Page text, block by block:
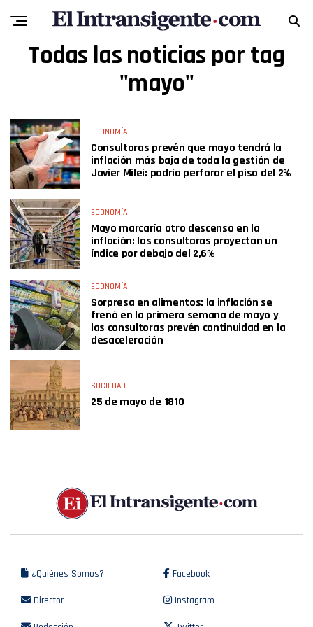
Todas las noticias por tag
"mayo"
ECONOMÍA
Consultoras prevén que mayo tendrá la
inflación más baja de toda la gestión de
Javier Milei: podría perforar el piso del 2%
ECONOMÍA
Mayo marcaría otro descenso en la
inflación: las consultoras proyectan un
índice por debajo del 2,6%
ECONOMÍA
Sorpresa en alimentos: la inflación se
frenó en la primera semana de mayo y
las consultoras prevén continuidad en la
desaceleración
SOCIEDAD
25 de mayo de 1810
¿Quiénes Somos?
Director
Facebook
Instagram